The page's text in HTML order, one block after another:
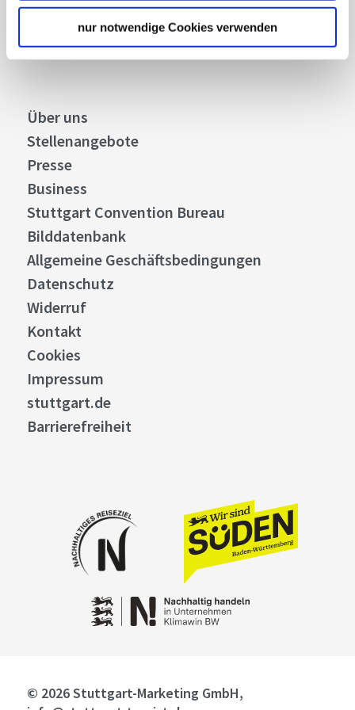
nur notwendige Cookies verwenden
Abonnieren
Über uns
Stellenangebote
Presse
Business
Stuttgart Convention Bureau
Bilddatenbank
Allgemeine Geschäftsbedingungen
Datenschutz
Widerruf
Kontakt
Cookies
Impressum
stuttgart.de
Barrierefreiheit
© 2026 Stuttgart-Marketing GmbH,